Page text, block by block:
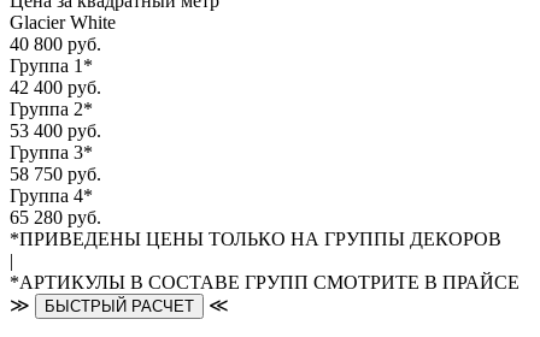
Glacier White
40 800 руб.
Группа 1*
42 400 руб.
Группа 2*
53 400 руб.
Группа 3*
58 750 руб.
Группа 4*
65 280 руб.
*ПРИВЕДЕНЫ ЦЕНЫ ТОЛЬКО НА ГРУППЫ ДЕКОРОВ
|
*АРТИКУЛЫ В СОСТАВЕ ГРУПП СМОТРИТЕ В ПРАЙСЕ
≫
БЫСТРЫЙ РАСЧЕТ ≪